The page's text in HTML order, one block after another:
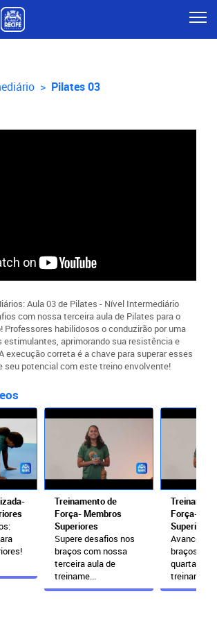
> Pilates 03
Aula 03 de Pilates - Nível Intermediário
com nossa terceira aula de Pilates para o
Professores habilidosos o conduzirão por uma
estimulantes, aprimorando sua resistência e
execução correta é a chave para superar esses
seu potencial com este treino envolvente!
Treinamento de
Força- Membros
Superiores
Supere desafios nos
braços com nossa
terceira aula de
treiname...
Força-
Superiores
Avance na
braços
quarta aula